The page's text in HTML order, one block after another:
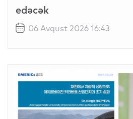
edəcək
06 Avqust 2026 16:43